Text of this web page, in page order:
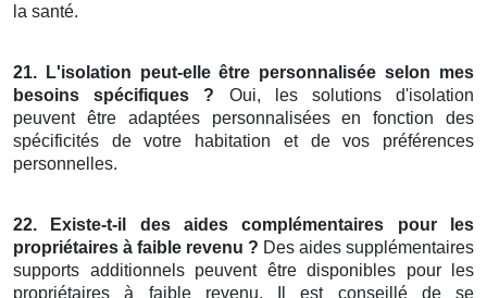
la santé.
21. L'isolation peut-elle être personnalisée selon mes
besoins spécifiques ? Oui, les solutions d'isolation
peuvent être adaptées personnalisées en fonction des
spécificités de votre habitation et de vos préférences
personnelles.
22. Existe-t-il des aides complémentaires pour les
propriétaires à faible revenu ? Des aides supplémentaires
supports additionnels peuvent être disponibles pour les
propriétaires à faible revenu. Il est conseillé de se